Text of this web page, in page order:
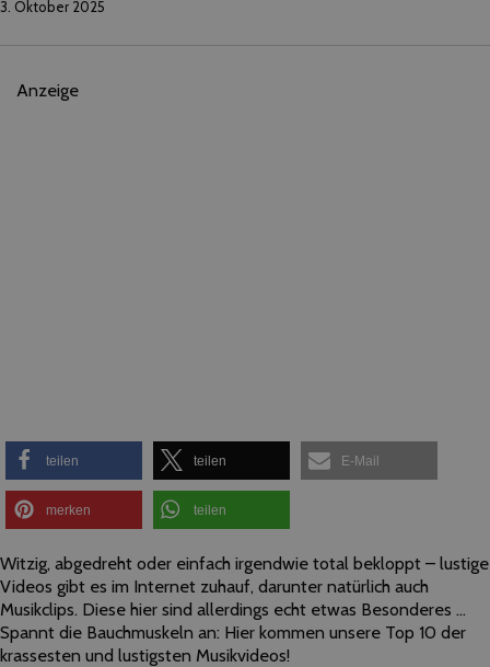
3. Oktober 2025
Anzeige
teilen teilen E-Mail
merken teilen
Witzig, abgedreht oder einfach irgendwie total bekloppt – lustige
Videos gibt es im Internet zuhauf, darunter natürlich auch
Musikclips. Diese hier sind allerdings echt etwas Besonderes …
Spannt die Bauchmuskeln an: Hier kommen unsere Top 10 der
krassesten und lustigsten Musikvideos!